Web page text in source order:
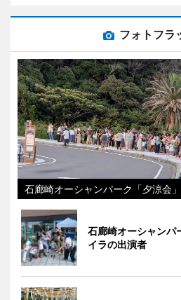
フォトフラ
石廊崎オーシャンパーク「夕涼会
石廊崎オーシャンパ
イラの出演者